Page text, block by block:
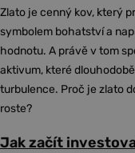
Zlato je cenný kov, který
symbolem bohatství a
hodnotu. A právě v tom
aktivum, které
turbulence. Proč je zlato
roste?
Jak začít